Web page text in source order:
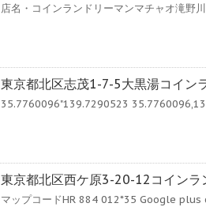
店名・コインランドリーマンマチャオ滝野
東京都北区志茂1-7-5大黒湯コイン
35.7760096"139.7290523
東京都北区西ケ原3-20-12コインラ
マップコードHR 884 012*35 Google plus